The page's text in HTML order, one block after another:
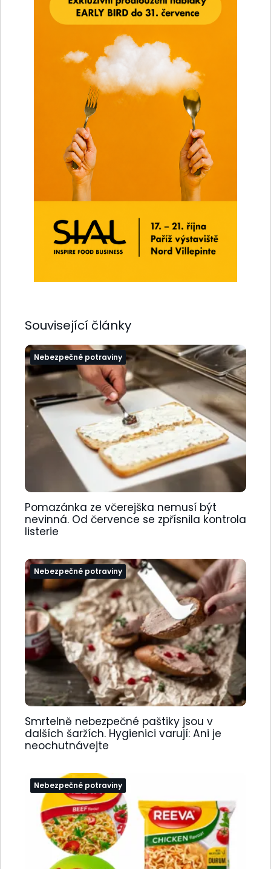
Související články
Nebezpečné potraviny
Pomazánka ze včerejška nemusí být
nevinná. Od července se zpřísnila kontrola
listerie
Nebezpečné potraviny
Smrtelně nebezpečné paštiky jsou v
dalších šaržích. Hygienici varují: Ani je
neochutnávejte
Nebezpečné potraviny